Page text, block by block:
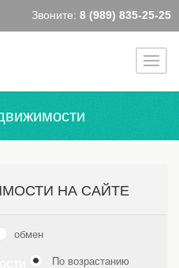
Звоните: 8 (989) 835-25-25
НА САЙТЕ
обмен
По возрастанию